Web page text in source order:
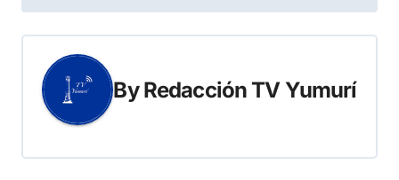
ByRedacción TV Yumurí